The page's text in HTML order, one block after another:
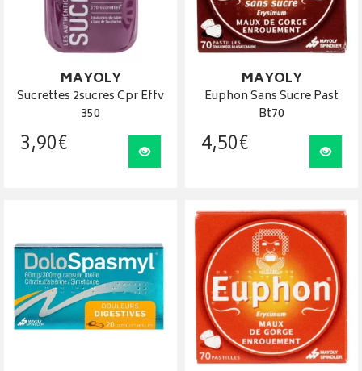
MAYOLY
Sucrettes 2sucres Cpr Effv
350
3,90€ Visualiser
MAYOLY
Euphon Sans Sucre Past
Bt70
4,50€